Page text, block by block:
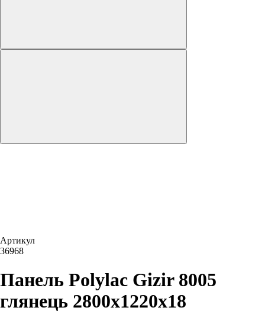
Артикул
36968
Панель Polylac Gizir 8005
глянець 2800х1220х18